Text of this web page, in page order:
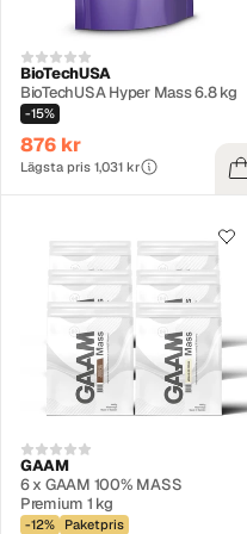
BioTechUSA
BioTechUSA Hyper Mass 6.8 kg
-15%
876 kr
Lägsta pris 1,031 kr
GAAM
6 x GAAM 100% MASS
Premium 1 kg
-12% Paketpris